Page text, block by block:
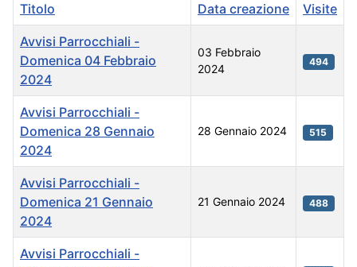
Titolo Data creazione Visite
Avvisi Parrocchiali -
Domenica 04 Febbraio
2024
03 Febbraio
2024
494
Avvisi Parrocchiali -
Domenica 28 Gennaio
2024
28 Gennaio 2024 515
Avvisi Parrocchiali -
Domenica 21 Gennaio
2024
21 Gennaio 2024 488
Avvisi Parrocchiali -